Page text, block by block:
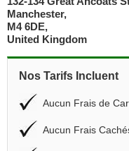
Manchester,
M4 6DE,
United Kingdom
Nos Tarifs Incluent
Aucun Frais de
Aucun Frais